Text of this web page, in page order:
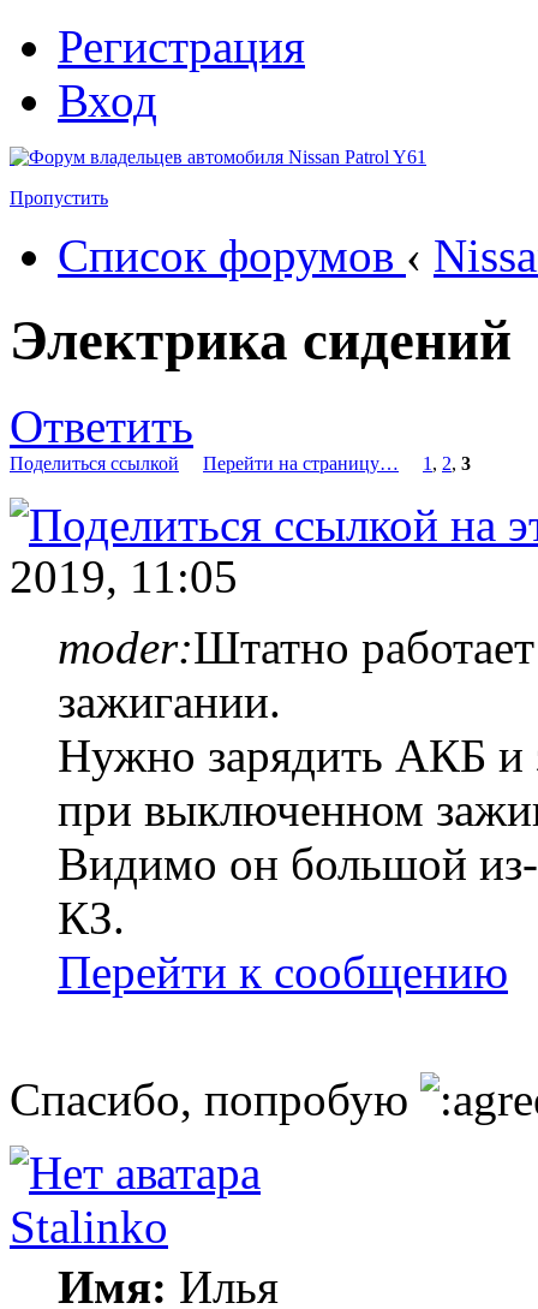
Регистрация
Вход
Пропустить
Список форумов ‹
Электрика сидений
Ответить
Поделиться ссылкой Перейти на страницу… 1 , 2, 3
2019, 11:05
moder:Штатно
зажигании.
Нужно зарядить АКБ и
при выключенном
Видимо он большой из-
КЗ.
Перейти к сообщению
Спасибо, попробую
Stalinko
Имя: Илья